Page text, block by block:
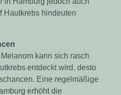
Hautkrebs hindeuten
kann sich rasch
entdeckt wird, desto
Eine regelmäßige
erhöht die